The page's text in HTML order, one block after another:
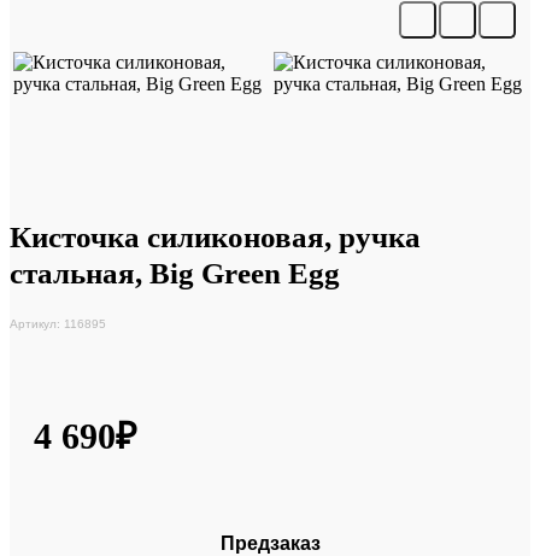
Кисточка силиконовая, ручка
стальная, Big Green Egg
Артикул: 116895
4 690₽
Предзаказ